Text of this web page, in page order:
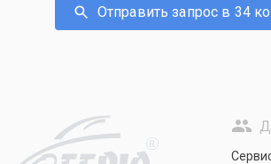
Отправить запрос в 34
R